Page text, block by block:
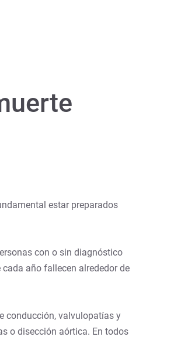
estar preparados
con o sin diagnóstico
año fallecen alrededor de
conducción, valvulopatías y
o disección aórtica. En todos